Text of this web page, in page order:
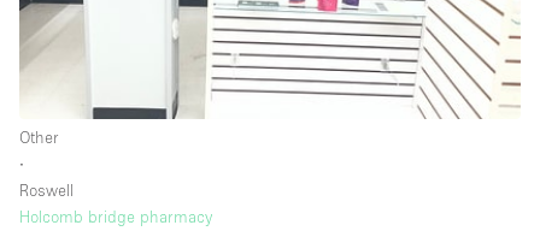
Other
∙
Roswell
Holcomb bridge pharmacy